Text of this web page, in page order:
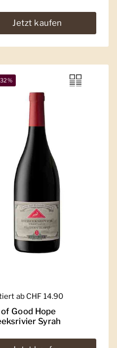
Jetzt kaufen
Preis
ab CHF 14.90
Good Hope
Syrah